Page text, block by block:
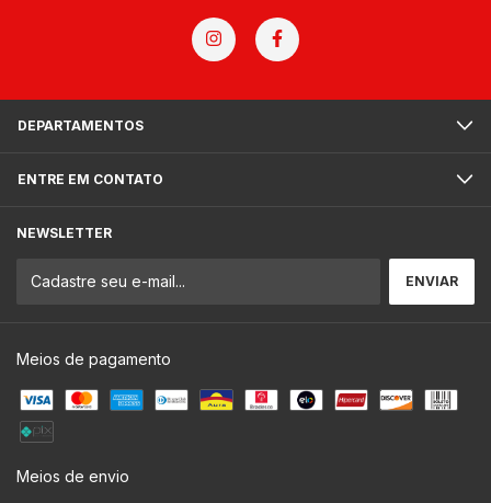
DEPARTAMENTOS
ENTRE EM CONTATO
NEWSLETTER
Meios de pagamento
Meios de envio